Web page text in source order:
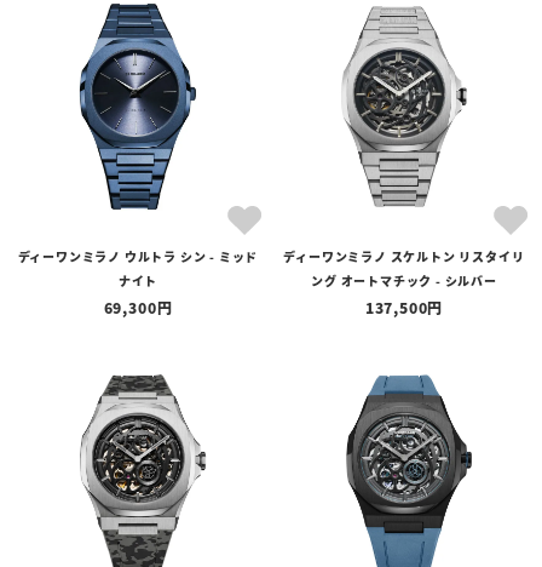
ディーワンミラノ ウルトラ シン - ミッド
ナイト
69,300
ディーワンミラノ スケルトン リスタイリ
ング オートマチック - シルバー
137,500